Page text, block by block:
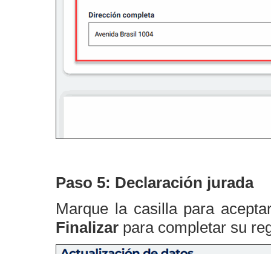
Paso 5: Declaración jurada
Marque la casilla para
Finalizar para completar su